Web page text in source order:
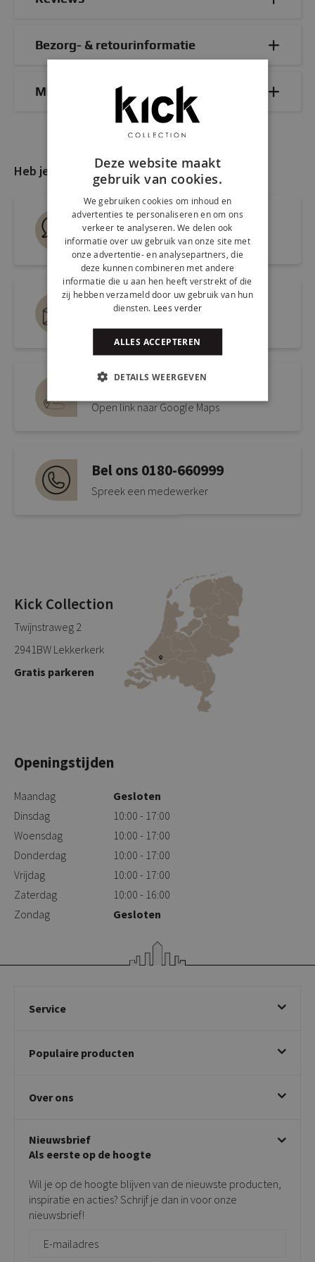
Bezorg- & retourinformatie
Mix & Match
Heb je nog vragen?
Live chat
Snel antwoord op je vraag
Mail ons via
Route naar de winkel
Open link naar Google Maps
Bel ons 0180-660999
Spreek een medewerker
Kick Collection
Twijnstraweg 2
2941BW Lekkerkerk
Gratis parkeren
Openingstijden
Maandag
Gesloten
Dinsdag
10:00 - 17:00
Woensdag
10:00 - 17:00
Donderdag
10:00 - 17:00
Vrijdag
10:00 - 17:00
Zaterdag
10:00 - 16:00
Zondag
Gesloten
Service
Betalen & annuleren
Klachtafhandeling
Privacy policy
Populaire producten
Draaibare eetkamerstoelen
Taupe stoelen
Tuinstoelen
Bijzettafels
Over ons
Showroom
Contact
Onderhoudsproducten
Vloerbescherming
Giftcards
Nieuwsbrief
Als eerste op de hoogte
Wil je op de hoogte blijven van de nieuwste producten,
inspiratie en acties? Schrijf je dan in voor onze
nieuwsbrief!
Deze website maakt
gebruik van cookies.
We gebruiken cookies om inhoud en
advertenties te personaliseren en om ons
verkeer te analyseren. We delen ook
informatie over uw gebruik van onze site met
onze advertentie- en analysepartners, die
deze kunnen combineren met andere
informatie die u aan hen heeft verstrekt of die
zij hebben verzameld door uw gebruik van hun
diensten. Lees verder
ALLES ACCEPTEREN
DETAILS WEERGEVEN